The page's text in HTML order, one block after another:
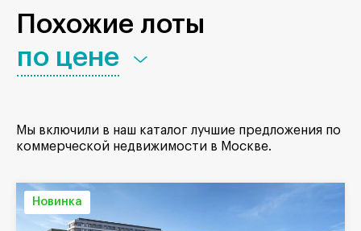
Похожие лоты
по цене
Мы включили в наш каталог лучшие предложения по
коммерческой недвижимости в Москве.
Новинка